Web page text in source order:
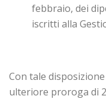
febbraio, dei
iscritti alla
Con tale
ulteriore proroga di